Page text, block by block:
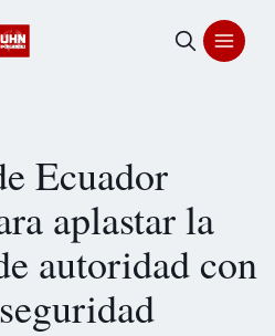
Ecuador
aplastar la
autoridad con